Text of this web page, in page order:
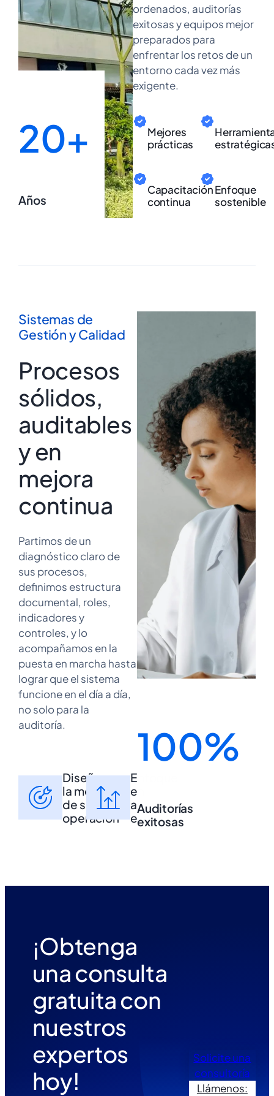
20+
Años
ordenados, auditorías
exitosas y equipos mejor
preparados para
enfrentar los retos de un
entorno cada vez más
exigente.
Mejores
prácticas
Capacitación
continua
Enfoque
sostenible
Sistemas de
Gestión y Calidad
Procesos
sólidos,
auditables
y en
mejora
continua
Partimos de un
diagnóstico claro de
sus procesos,
definimos estructura
documental, roles,
indicadores y
controles, y lo
acompañamos en la
puesta en marcha hasta
lograr que el sistema
funcione en el día a día,
no solo para la
auditoría.
Diseño a
la medida
de su
operación
Enfoque
en
auditorías
exitosas
100%
Auditorías
exitosas
¡Obtenga
una consulta
gratuita con
nuestros
expertos
hoy!
Solicite una
consultoría
Llámenos: